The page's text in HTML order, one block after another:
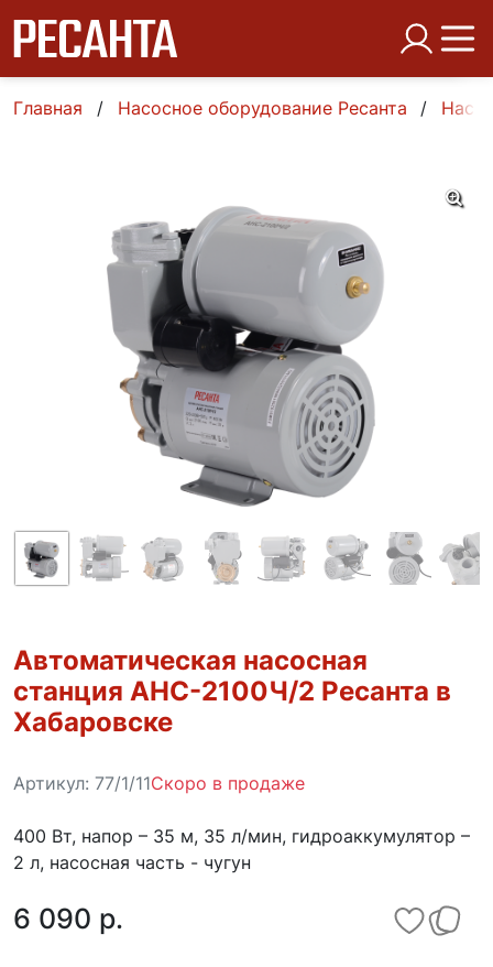
Главная Насосное оборудование Ресанта
Автоматическая насосная
станция АНС-2100Ч/2 Ресанта в
Хабаровске
Артикул: 77/1/11Скоро в продаже
400 Вт, напор – 35 м, 35 л/мин, гидроаккумулятор –
2 л, насосная часть - чугун
6 090 p.